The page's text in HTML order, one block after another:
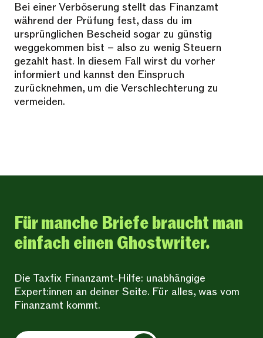
Bei einer Verböserung stellt das Finanzamt
während der Prüfung fest, dass du im
ursprünglichen Bescheid sogar zu günstig
weggekommen bist – also zu wenig Steuern
gezahlt hast. In diesem Fall wirst du vorher
informiert und kannst den Einspruch
zurücknehmen, um die Verschlechterung zu
vermeiden.
Für manche Briefe braucht man
einfach einen Ghostwriter.
Die Taxfix Finanzamt-Hilfe: unabhängige
Expert:innen an deiner Seite. Für alles, was vom
Finanzamt kommt.